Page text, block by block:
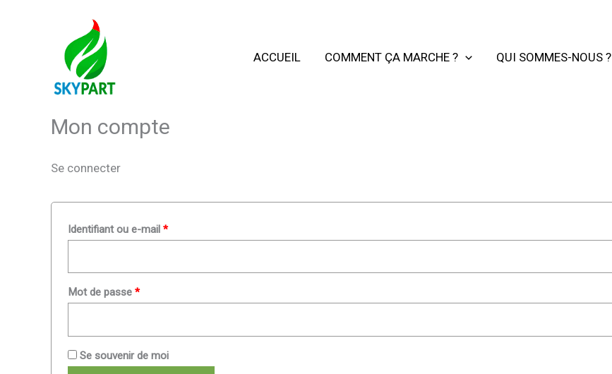
ACCUEIL COMMENT ÇA MARCHE ? QUI SOMMES-NOUS ?
Mon compte
Se connecter
Identifiant ou e-mail *
Mot de passe *
Se souvenir de moi